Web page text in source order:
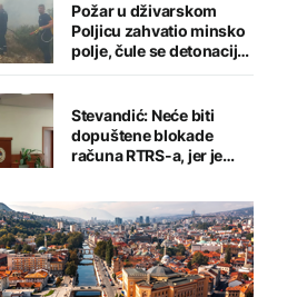
Požar u dživarskom
Poljicu zahvatio minsko
polje, čule se detonacije
– kuće odbranjene
Stevandić: Neće biti
dopuštene blokade
računa RTRS-a, jer je